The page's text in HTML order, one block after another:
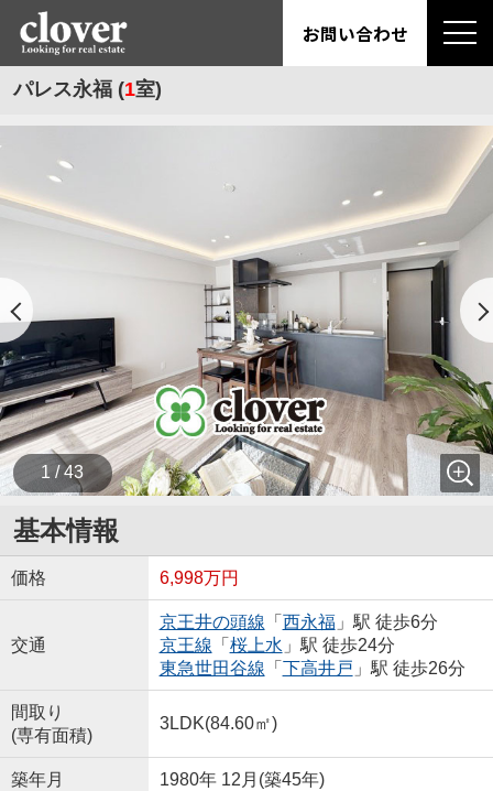
お問い合わせ
パレス永福 (1室)
1 / 43
基本情報
価格 6,998万円
交通
京王井の頭線 「 西永福」駅 徒歩6分
京王線 「 桜上水 」駅 徒歩24分
東急世田谷線 「 下高井戸 」駅 徒歩26分
間取り
(専有面積)
3LDK(84.60㎡)
築年月 1980年 12月(築45年)